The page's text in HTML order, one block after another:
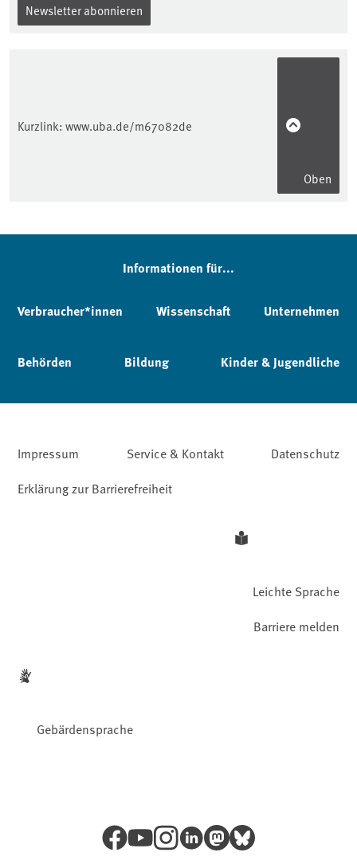
Newsletter abonnieren
Kurzlink: www.uba.de/m67082de
Oben
Informationen für...
Verbraucher*innen Wissenschaft Unternehmen
Behörden Bildung Kinder & Jugendliche
Impressum Service & Kontakt
Datenschutz
Erklärung zur Barrierefreiheit
Leichte Sprache
Gebärdensprache
Barriere melden